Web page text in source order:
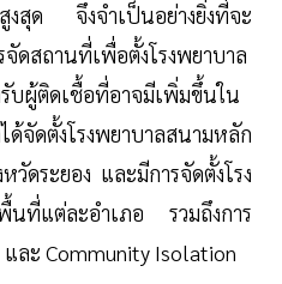
งสุด จึงจำเป็นอย่างยิ่งที่จะ
ดสถานที่เพื่อตั้งโรงพยาบาล
บผู้ติดเชื้อที่อาจมีเพิ่มขึ้นใน
จัดตั้งโรงพยาบาลสนามหลัก
ดระยอง และมีการจัดตั้งโรง
นที่แต่ละอำเภอ รวมถึงการ
ละ Community Isolation